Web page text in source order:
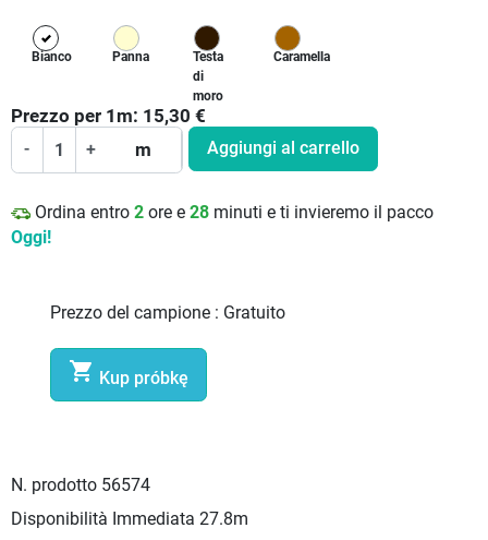
Bianco Panna
Testa
di
moro
Caramella
Prezzo per 1 m: 15,30 €
- + m Aggiungi al carrello
Ordina entro 2 ore e 28 minuti e ti invieremo il pacco
Oggi!
Prezzo del campione : Gratuito
 Kup próbkę
N. prodotto 56574
Disponibilità Immediata 27.8m